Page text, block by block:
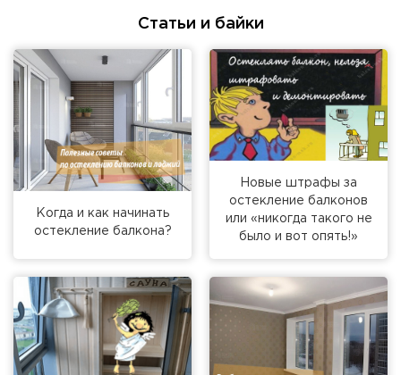
Статьи и байки
Когда и как начинать
остекление балкона?
Новые штрафы за
остекление балконов
или «никогда такого не
было и вот опять!»